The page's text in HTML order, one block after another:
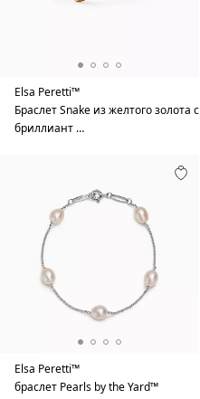
Elsa Peretti™
Браслет Snake из желтого золота с
бриллиант …
Elsa Peretti™
браслет Pearls by the Yard™